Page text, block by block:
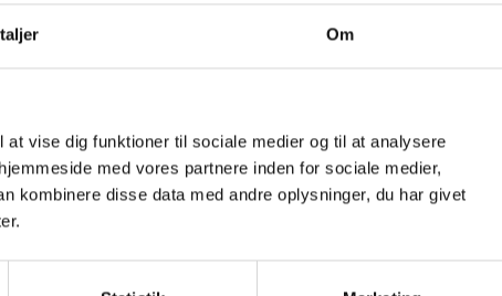
Om
vise dig funktioner til sociale medier og til at analysere
med vores partnere inden for sociale medier,
kombinere disse data med andre oplysninger, du har givet
kl. 15.00
udspillet for dig